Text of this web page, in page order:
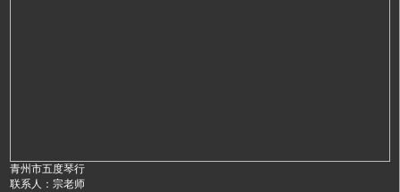
青州市五度琴行
联系人：宗老师